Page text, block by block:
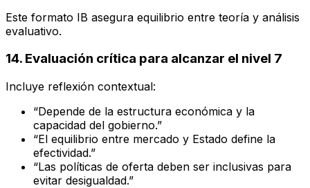
Este formato IB asegura equilibrio entre teoría y análisis
evaluativo.
14. Evaluación crítica para alcanzar el nivel 7
Incluye reflexión contextual:
“Depende de la estructura económica y la
capacidad del gobierno.”
“El equilibrio entre mercado y Estado define la
efectividad.”
“Las políticas de oferta deben ser inclusivas para
evitar desigualdad.”